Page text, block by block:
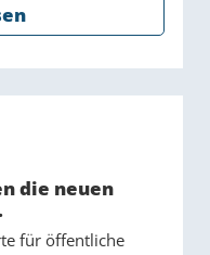
die neuen
für öffentliche